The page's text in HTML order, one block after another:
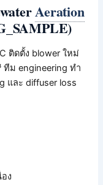
Aeration
ติดตั้ง blower ใหม่
ทีม engineering ทำ
และ diffuser loss
ง